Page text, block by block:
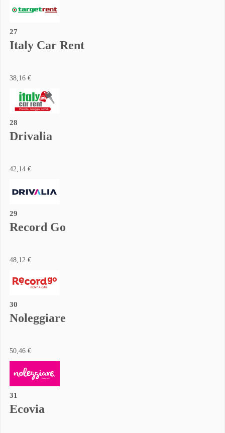
27
Italy Car Rent
38,16 €
28
Drivalia
42,14 €
29
Record Go
48,12 €
30
Noleggiare
50,46 €
31
Ecovia